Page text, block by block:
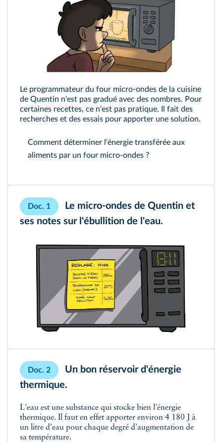
Le programmateur du four micro-ondes de la cuisine
de Quentin n'est pas gradué avec des nombres. Pour
certaines recettes, ce n'est pas pratique. Il fait des
recherches et des essais pour apporter une solution.
Comment déterminer l'énergie transférée aux
aliments par un four micro-ondes ?
Doc. 1
Le micro-ondes de Quentin et
ses notes sur l'ébullition de l'eau.
Doc. 2
Un bon réservoir d'énergie
thermique.
L'eau est une substance qui stocke bien l'énergie
thermique. Il faut en effet apporter environ 4 180 J à
un litre d'eau pour chaque degré d'augmentation de
sa température.